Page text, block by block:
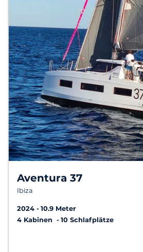
Aventura 37
Ibiza
2024
10.9 Meter
4 Kabinen
10 Schlafplätze